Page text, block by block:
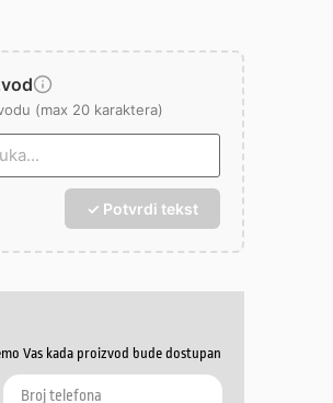
(max 20 karaktera)
✓ Potvrdi tekst
Vas kada proizvod bude dostupan